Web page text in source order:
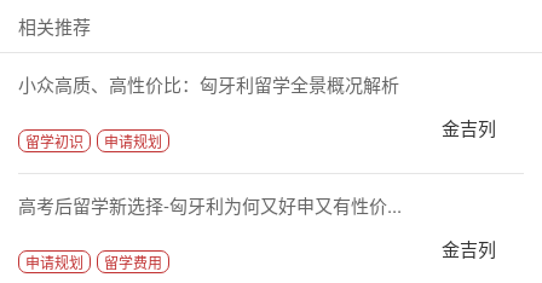
相关推荐
小众高质、高性价比：匈牙利留学全景概况解析
留学初识 申请规划
金吉列
高考后留学新选择-匈牙利为何又好申又有性价...
申请规划 留学费用
金吉列